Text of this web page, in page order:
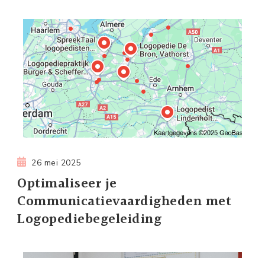
26 mei 2025
Optimaliseer je
Communicatievaardigheden met
Logopediebegeleiding